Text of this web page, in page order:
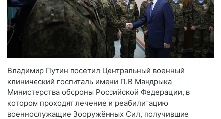
Владимир Путин посетил Центральный военный
клинический госпиталь имени П.В Мандрыка
Министерства обороны Российской Федерации, в
котором проходят лечение и реабилитацию
военнослужащие Вооружённых Сил, получившие